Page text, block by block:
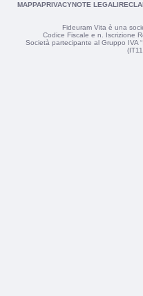
MAPPAPRIVACYNOTE LEGALI
Fideuram Vita è una
Codice Fiscale e n. Iscrizione
Società partecipante al Gruppo IVA